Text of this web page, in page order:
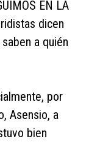
EN LA
dicen
a quién
por
Asensio, a
bien